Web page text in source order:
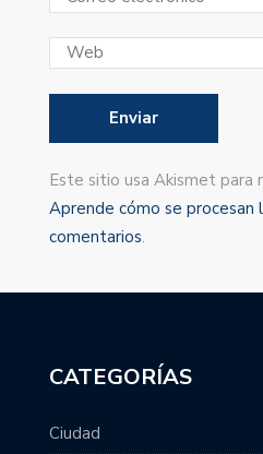
Este sitio usa Akismet para
Aprende cómo se procesan
comentarios.
CATEGORÍAS
Ciudad